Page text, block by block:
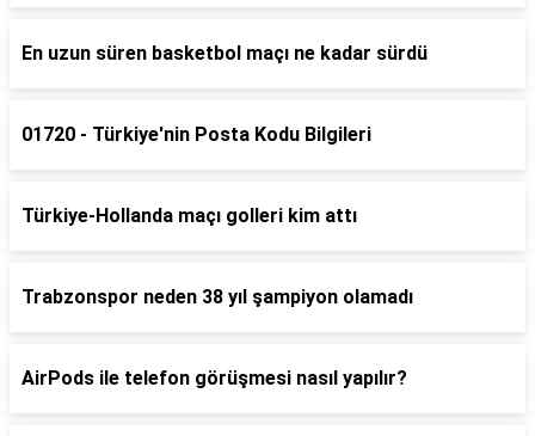
En uzun süren basketbol maçı ne kadar sürdü
01720 - Türkiye'nin Posta Kodu Bilgileri
Türkiye-Hollanda maçı golleri kim attı
Trabzonspor neden 38 yıl şampiyon olamadı
AirPods ile telefon görüşmesi nasıl yapılır?